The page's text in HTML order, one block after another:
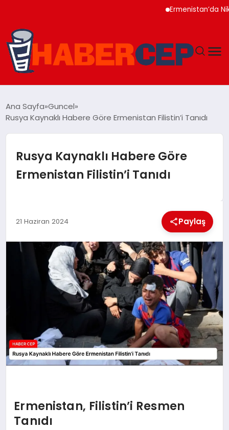
Ermenistan’da Nikol
GÜNDEM
TEKNOLOJI
EĞITIM
Ana Sayfa Guncel
Rusya Kaynaklı Habere Göre Ermenistan Filistin’i Tanıdı
Rusya Kaynaklı Habere Göre
Ermenistan Filistin’i Tanıdı
21 Haziran 2024 Paylaş
Ermenistan, Filistin’i Resmen
Tanıdı